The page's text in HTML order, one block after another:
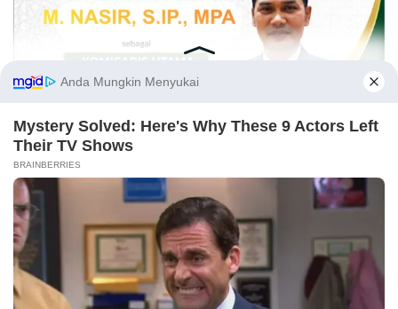
Opini
Kirimkan naskah melalui email Redaksi atau nomor WA 081269224477 disertai
identitas. Naskah yang tayang tidak mewakili pemikiran Redaksi, karena itu